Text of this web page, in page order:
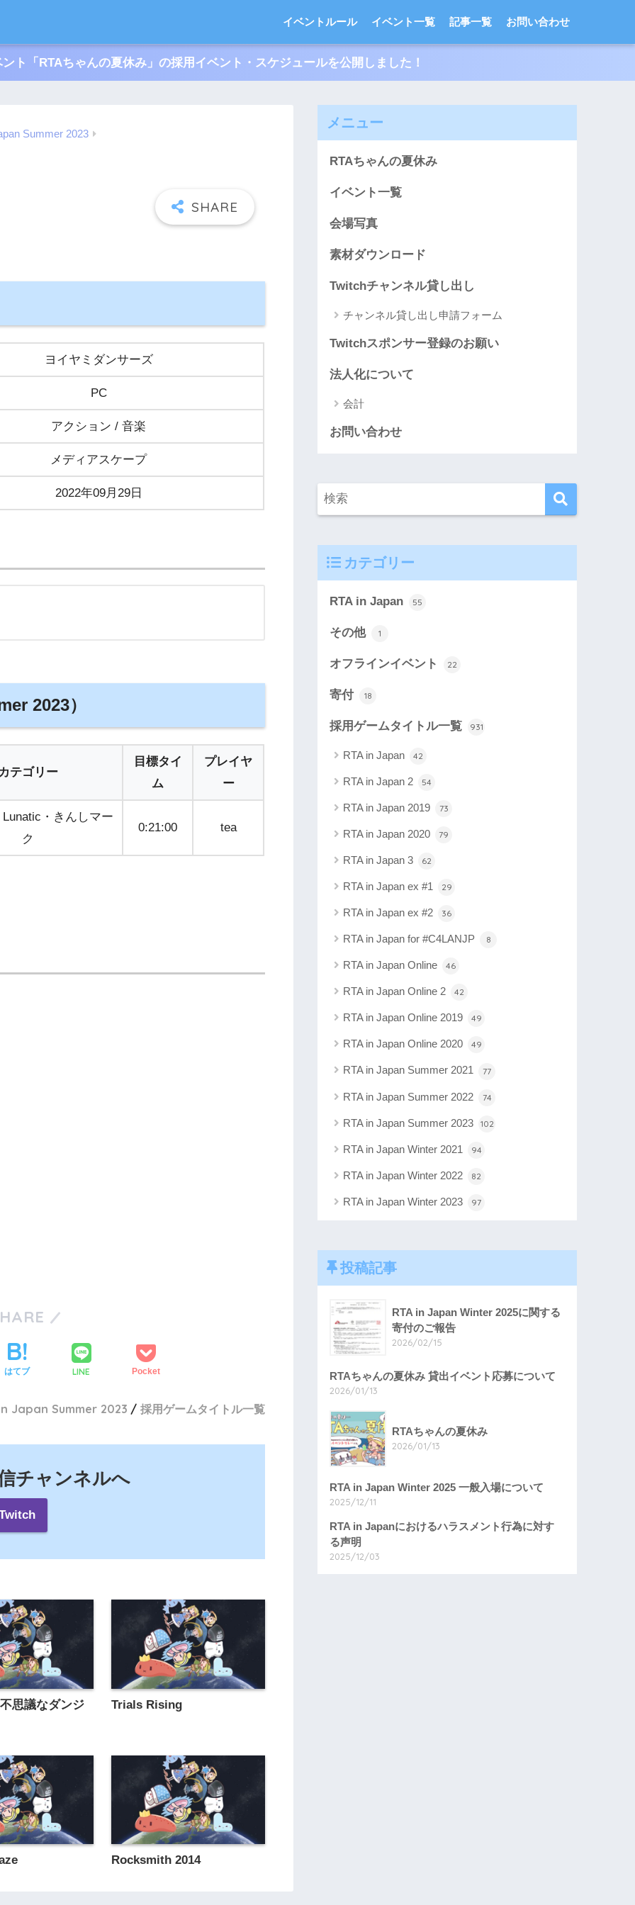
イベントルール イベント一覧 記事一覧 お問い合わせ
ト「RTAちゃんの夏休み」の採用イベント・スケジュールを公開しました！
Summer 2023
ヨイヤミダンサーズ
PC
アクション / 音楽
メディアスケープ
2022年09月29日
2023）
テゴリー
目標タイ
ム
プレイヤ
ー
・きんしマー
ク
0:21:00 tea
はてブ LINE Pocket
Japan Summer 2023 採用ゲームタイトル一覧
チャンネルへ
思議なダンジ Trials Rising
Rocksmith 2014
メニュー
RTAちゃんの夏休み
イベント一覧
会場写真
素材ダウンロード
Twitchチャンネル貸し出し
チャンネル貸し出し申請フォーム
Twitchスポンサー登録のお願い
法人化について
会計
お問い合わせ
カテゴリー
RTA in Japan 55
その他 1
オフラインイベント 22
寄付 18
採用ゲームタイトル一覧 931
RTA in Japan 42
RTA in Japan 2 54
RTA in Japan 2019 73
RTA in Japan 2020 79
RTA in Japan 3 62
RTA in Japan ex #1 29
RTA in Japan ex #2 36
RTA in Japan for #C4LANJP 8
RTA in Japan Online 46
RTA in Japan Online 2 42
RTA in Japan Online 2019 49
RTA in Japan Online 2020 49
RTA in Japan Summer 2021 77
RTA in Japan Summer 2022 74
RTA in Japan Summer 2023 102
RTA in Japan Winter 2021 94
RTA in Japan Winter 2022 82
RTA in Japan Winter 2023 97
投稿記事
RTA in Japan Winter 2025に関する
寄付のご報告
2026/02/15
RTAちゃんの夏休み 貸出イベント応募について
2026/01/13
RTAちゃんの夏休み
2026/01/13
RTA in Japan Winter 2025 一般入場について
2025/12/11
RTA in Japanにおけるハラスメント行為に対す
る声明
2025/12/03